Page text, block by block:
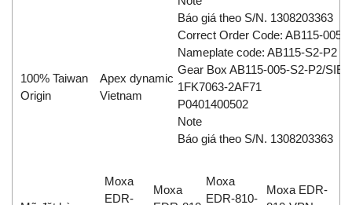
Báo giá theo S/N. 1308203363
100% Taiwan
Origin
Apex dynamic
Vietnam
Correct Order Code: AB115-005-
Nameplate code: AB115-S2-P2
Gear Box AB115-005-S2-P2/
1FK7063-2AF71
P0401400502
Note
Báo giá theo S/N. 1308203363
Moxa
EDR-
Moxa
Moxa
EDR-810-
Moxa EDR-